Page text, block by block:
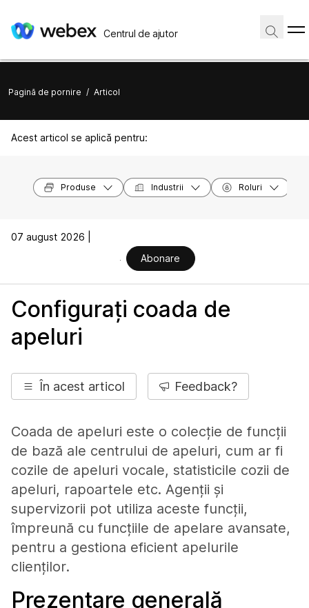
Centrul de ajutor
Pagină de pornire / Articol
Acest articol se aplică pentru:
Produse Industrii Roluri
07 august 2026 |
Abonare
Configurați coada de
apeluri
În acest articol Feedback?
Coada de apeluri este o colecție de funcții
de bază ale centrului de apeluri, cum ar fi
cozile de apeluri vocale, statisticile cozii de
apeluri, rapoartele etc. Agenții și
supervizorii pot utiliza aceste funcții,
împreună cu funcțiile de apelare avansate,
pentru a gestiona eficient apelurile
clienților.
Prezentare generală